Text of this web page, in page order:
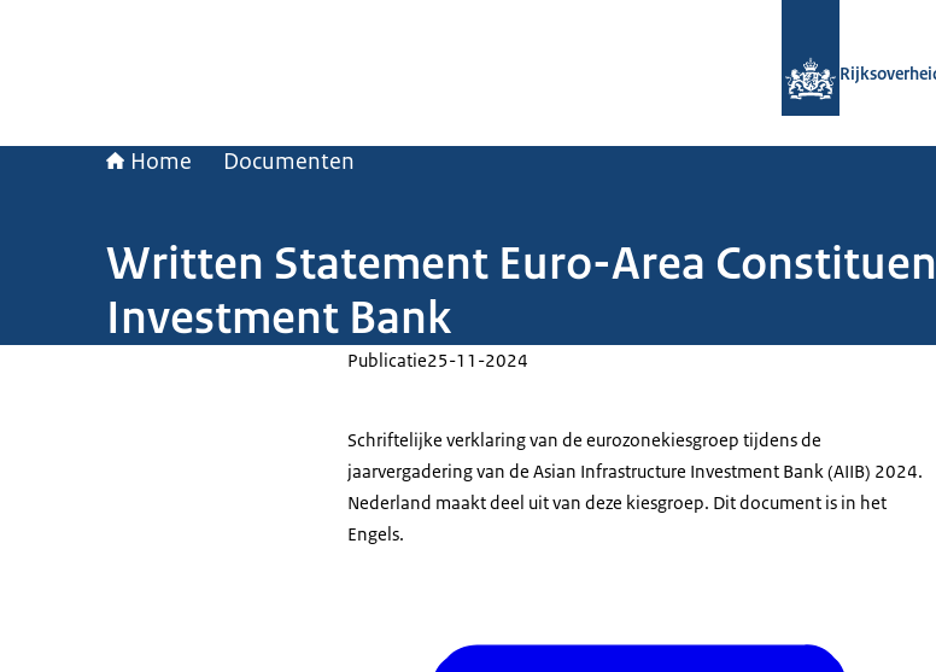
Home Documenten
Written Statement Euro-Area
Investment Bank
Publicatie25-11-2024
Schriftelijke verklaring van de eurozonekiesgroep tijdens de
jaarvergadering van de Asian Infrastructure Investment Bank (AIIB) 2024.
Nederland maakt deel uit van deze kiesgroep. Dit document is in het
Engels.